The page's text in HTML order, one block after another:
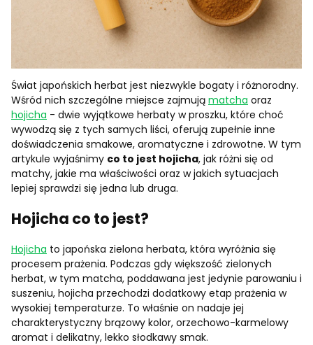
Świat japońskich herbat jest niezwykle bogaty i różnorodny.
Wśród nich szczególne miejsce zajmują matcha oraz
hojicha - dwie wyjątkowe herbaty w proszku, które choć
wywodzą się z tych samych liści, oferują zupełnie inne
doświadczenia smakowe, aromatyczne i zdrowotne. W tym
artykule wyjaśnimy co to jest hojicha, jak różni się od
matchy, jakie ma właściwości oraz w jakich sytuacjach
lepiej sprawdzi się jedna lub druga.
Hojicha co to jest?
Hojicha to japońska zielona herbata, która wyróżnia się
procesem prażenia. Podczas gdy większość zielonych
herbat, w tym matcha, poddawana jest jedynie parowaniu i
suszeniu, hojicha przechodzi dodatkowy etap prażenia w
wysokiej temperaturze. To właśnie on nadaje jej
charakterystyczny brązowy kolor, orzechowo-karmelowy
aromat i delikatny, lekko słodkawy smak.